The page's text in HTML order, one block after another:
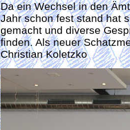
Da ein Wechsel in den
Jahr schon fest stand hat
gemacht und diverse
finden. Als neuer
Christian Koletzko